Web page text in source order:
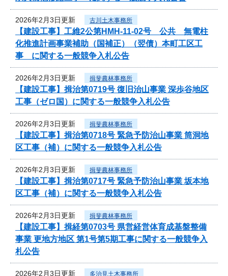
2026年2月3日更新 古川土木事務所
【建設工事】工維2公第HMH-11-02号 公共 無電柱
化推進計画事業補助（国補正）（翌債）本町工区工
事 に関する一般競争入札公告
2026年2月3日更新 揖斐農林事務所
【建設工事】揖治第0719号 復旧治山事業 深歩谷地区
工事（ゼロ国）に関する一般競争入札公告
2026年2月3日更新 揖斐農林事務所
【建設工事】揖治第0718号 緊急予防治山事業 筒洞地
区工事（補）に関する一般競争入札公告
2026年2月3日更新 揖斐農林事務所
【建設工事】揖治第0717号 緊急予防治山事業 坂本地
区工事（補）に関する一般競争入札公告
2026年2月3日更新 揖斐農林事務所
【建設工事】揖経第0703号 県営経営体育成基盤整備
事業 更地方地区 第1号第5期工事に関する一般競争入
札公告
2026年2月3日更新 多治見土木事務所